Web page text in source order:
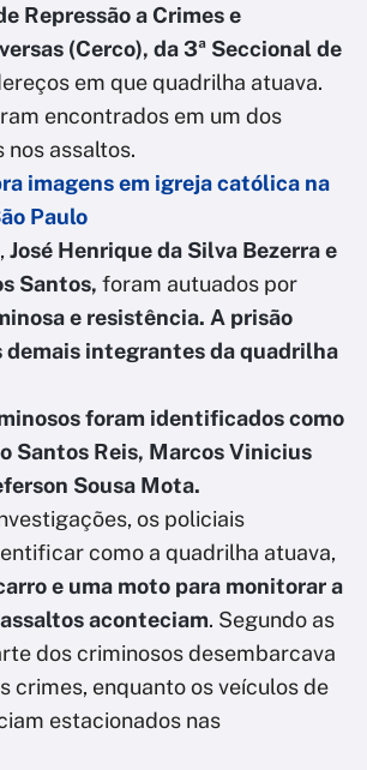
Repressão a Crimes e
(Cerco), da 3ª Seccional de
em que quadrilha atuava.
encontrados em um dos
nos assaltos.
imagens em igreja católica na
Paulo
José Henrique da Silva Bezerra e
Santos, foram autuados por
e resistência. A prisão
demais integrantes da quadrilha
foram identificados como
Santos Reis, Marcos Vinicius
Sousa Mota.
os policiais
como a quadrilha atuava,
e uma moto para monitorar a
aconteciam. Segundo as
dos criminosos desembarcava
crimes, enquanto os veículos de
estacionados nas